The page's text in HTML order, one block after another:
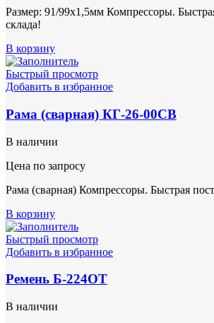
Размер: 91/99х1,5мм Компрессоры.
склада!
В корзину
Быстрый просмотр
Добавить в избранное
Рама (сварная) КГ-26-00СВ
В наличии
Цена по запросу
Рама (сварная) Компрессоры. Быстрая
В корзину
Быстрый просмотр
Добавить в избранное
Ремень Б-224ОТ
В наличии